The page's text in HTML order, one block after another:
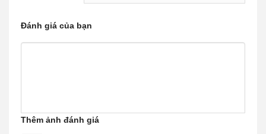
Đánh giá của bạn
Thêm ảnh đánh giá